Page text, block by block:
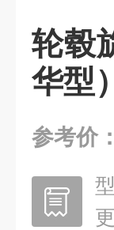
轮毂
华型
参考价：